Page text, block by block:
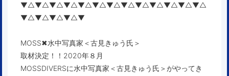
▼△▼△▼△▼△▼△▼△▼△▼△▼△▼△▼△▼△▼△
▼△▼△▼△▼△▼
MOSS✖︎水中写真家＜古見きゅう氏＞
取材決定！！2020年８月
MOSSDIVERSに水中写真家＜古見きゅう氏＞がやってき